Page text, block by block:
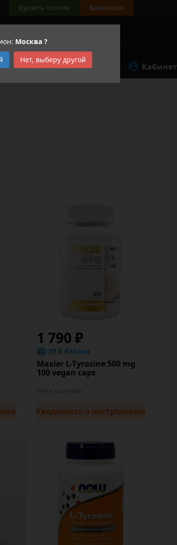
Москва ?
Нет, выберу другой
Купить оптом Вакансии
Кабинет
1 790 ₽
35.8 баллов
Maxler L-Tyrosine 500 mg
100 vegan caps
Уведомить о поступлении